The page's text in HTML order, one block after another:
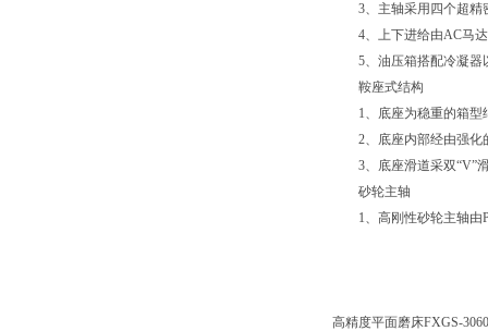
3、主轴采用四个超精密
4、上下进给由AC马达
5、油压箱搭配冷凝器
鞍座式结构
1、底座为稳重的箱型结
2、底座内部经由强化
3、底座滑道采双“V”滑
砂轮主轴
1、高刚性砂轮主轴由
高精度平面磨床FXGS-